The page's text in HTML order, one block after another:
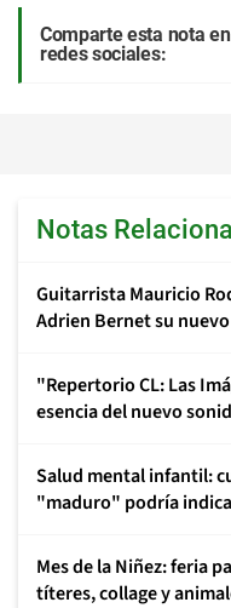
Comparte esta nota en
redes sociales:
Notas
Guitarrista Mauricio
Adrien Bernet su
"Repertorio CL: Las
esencia del nuevo
Salud mental infantil:
"maduro" podría
Mes de la Niñez: feria
títeres, collage y